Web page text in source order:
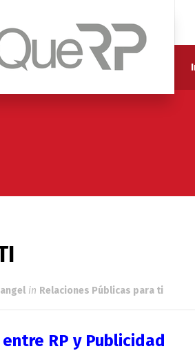
angel in Relaciones Públicas para ti
RP y Publicidad